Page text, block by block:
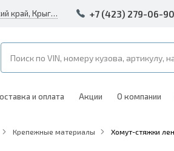
Россия, Владивосток, Приморский край, Крыгина 105 +7 (423) 279-06-90
и оплата Акции О компании
Крепежные материалы Хомут-стяжки